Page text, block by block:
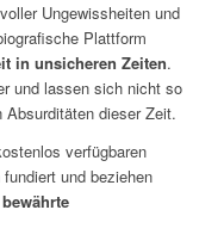
Ungewissheiten und
Plattform
in unsicheren Zeiten.
und lassen sich nicht so
dieser Zeit.
verfügbaren
und beziehen